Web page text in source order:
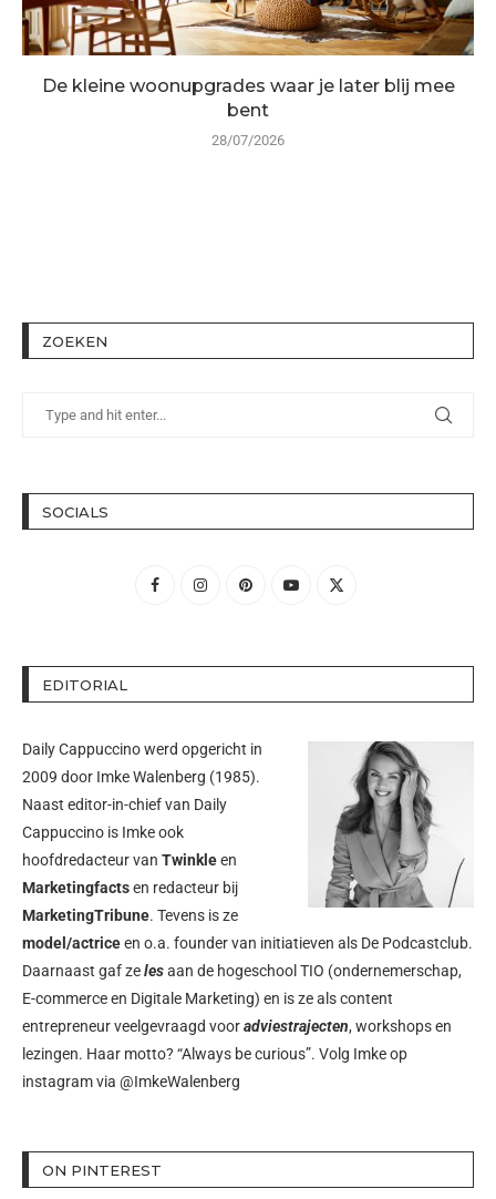
De kleine woonupgrades waar je later blij mee
bent
28/07/2026
ZOEKEN
SOCIALS
EDITORIAL
Daily Cappuccino werd opgericht in
2009 door Imke Walenberg (1985).
Naast editor-in-chief van Daily
Cappuccino is Imke ook
hoofdredacteur van Twinkleen
Marketingfactsen redacteur bij
MarketingTribune. Tevens is ze
model/actriceen o.a. founder van initiatieven als De Podcastclub.
Daarnaast gaf zelesaan de hogeschool TIO (ondernemerschap,
E-commerce en Digitale Marketing) en is ze als content
entrepreneur veelgevraagd vooradviestrajecten, workshops en
lezingen. Haar motto? “Always be curious”. Volg Imke op
instagram via @ImkeWalenberg
ON PINTEREST